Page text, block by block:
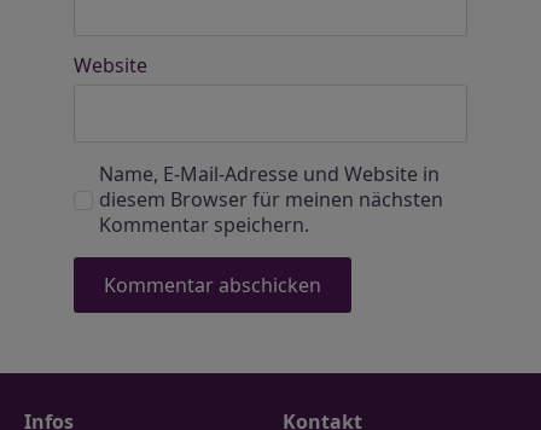
Website
Name, E-Mail-Adresse und Website in
diesem Browser für meinen nächsten
Kommentar speichern.
Infos Kontakt